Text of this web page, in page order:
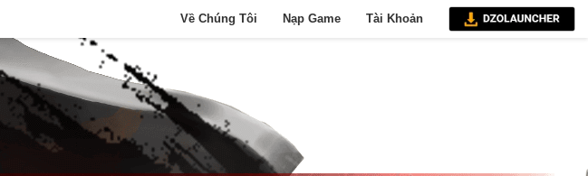
Về Chúng Tôi Nạp Game Tài Khoản